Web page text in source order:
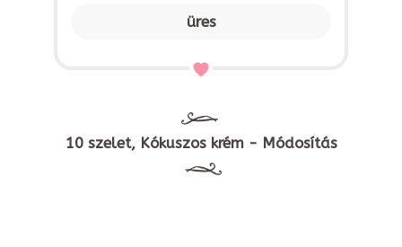
üres
10 szelet, Kókuszos krém - Módosítás